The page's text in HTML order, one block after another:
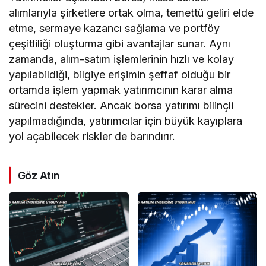
alımlarıyla şirketlere ortak olma, temettü geliri elde
etme, sermaye kazancı sağlama ve portföy
çeşitliliği oluşturma gibi avantajlar sunar. Aynı
zamanda, alım-satım işlemlerinin hızlı ve kolay
yapılabildiği, bilgiye erişimin şeffaf olduğu bir
ortamda işlem yapmak yatırımcının karar alma
sürecini destekler. Ancak borsa yatırımı bilinçli
yapılmadığında, yatırımcılar için büyük kayıplara
yol açabilecek riskler de barındırır.
Göz Atın